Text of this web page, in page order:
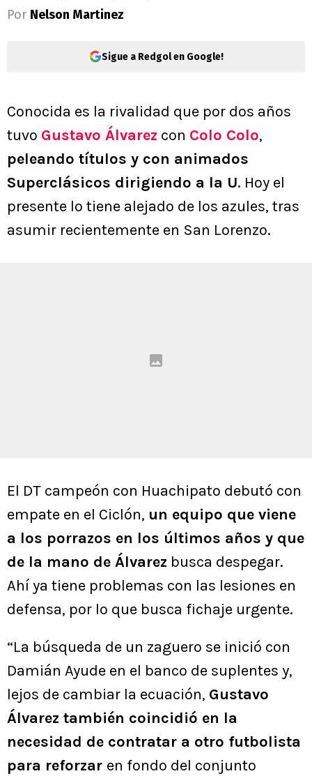
Por Nelson Martinez
Sigue a Redgol en Google!
Conocida es la rivalidad que por dos años
tuvo Gustavo Álvarez con Colo Colo,
peleando títulos y con animados
Superclásicos dirigiendo a la U. Hoy el
presente lo tiene alejado de los azules, tras
asumir recientemente en San Lorenzo.
El DT campeón con Huachipato debutó con
empate en el Ciclón, un equipo que viene
a los porrazos en los últimos años y que
de la mano de Álvarez busca despegar.
Ahí ya tiene problemas con las lesiones en
defensa, por lo que busca fichaje urgente.
“La búsqueda de un zaguero se inició con
Damián Ayude en el banco de suplentes y,
lejos de cambiar la ecuación, Gustavo
Álvarez también coincidió en la
necesidad de contratar a otro futbolista
para reforzar en fondo del conjunto